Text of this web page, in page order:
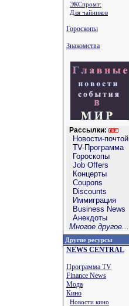
ЭКСпромт:
Для чайников
Гороскопы
Знакомства
Рассылки:
Новости-почтой
TV-Программа
Гороскопы
Job Offers
Концерты
Coupons
Discounts
Иммиграция
Business News
Анекдоты
Многое другое...
Другие ресурсы
NEWS CENTRAL
Программа TV
Finance News
Мода
Кино
Новости кино